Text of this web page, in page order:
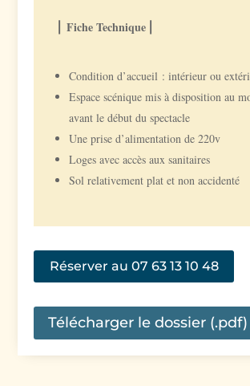
⎢ Fiche Technique ⎢
Condition d’accueil : intérieur ou
Espace scénique mis à disposition au
avant le début du spectacle
Une prise d’alimentation de 220v
Loges avec accès aux sanitaires
Sol relativement plat et non accidenté
Réserver au 07 63 13 10 48
Télécharger le dossier (.pdf)